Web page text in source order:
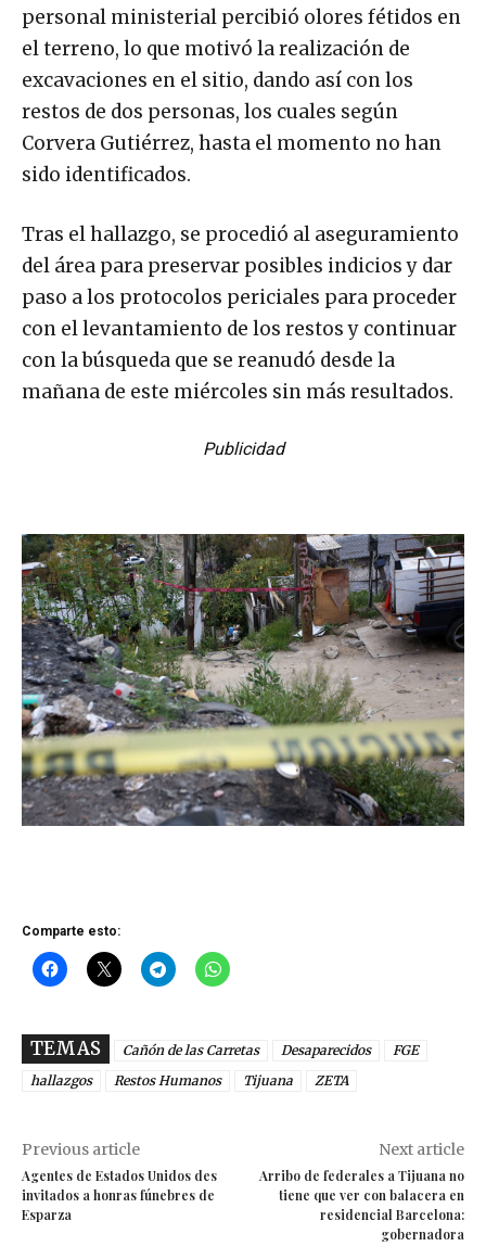
personal ministerial percibió olores fétidos en
el terreno, lo que motivó la realización de
excavaciones en el sitio, dando así con los
restos de dos personas, los cuales según
Corvera Gutiérrez, hasta el momento no han
sido identificados.
Tras el hallazgo, se procedió al aseguramiento
del área para preservar posibles indicios y dar
paso a los protocolos periciales para proceder
con el levantamiento de los restos y continuar
con la búsqueda que se reanudó desde la
mañana de este miércoles sin más resultados.
Publicidad
Comparte esto:
TEMAS Cañón de las Carretas Desaparecidos
FGE
hallazgos
Restos Humanos Tijuana ZETA
Previous article
Agentes de Estados Unidos des
invitados a honras fúnebres de
Esparza
Next article
Arribo de federales a Tijuana no
tiene que ver con balacera en
residencial Barcelona:
gobernadora